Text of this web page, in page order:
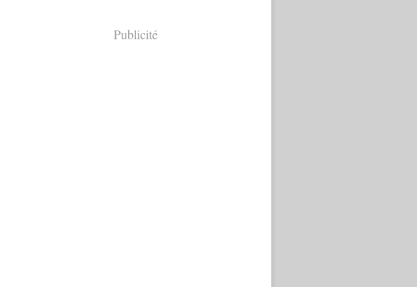
Publicité